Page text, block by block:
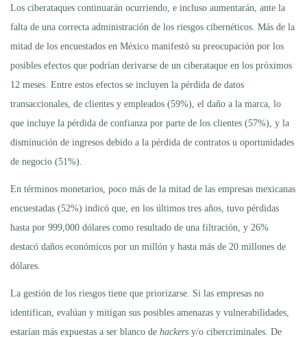
Los ciberataques continuarán ocurriendo, e incluso aumentarán, ante la
falta de una correcta administración de los riesgos cibernéticos. Más de la
mitad de los encuestados en México manifestó su preocupación por los
posibles efectos que podrían derivarse de un ciberataque en los próximos
12 meses. Entre estos efectos se incluyen la pérdida de datos
transaccionales, de clientes y empleados (59%), el daño a la marca, lo
que incluye la pérdida de confianza por parte de los clientes (57%), y la
disminución de ingresos debido a la pérdida de contratos u oportunidades
de negocio (51%).
En términos monetarios, poco más de la mitad de las empresas mexicanas
encuestadas (52%) indicó que, en los últimos tres años, tuvo pérdidas
hasta por 999,000 dólares como resultado de una filtración, y 26%
destacó daños económicos por un millón y hasta más de 20 millones de
dólares.
La gestión de los riesgos tiene que priorizarse. Si las empresas no
identifican, evalúan y mitigan sus posibles amenazas y vulnerabilidades,
estarían más expuestas a ser blanco de hackers y/o cibercriminales. De